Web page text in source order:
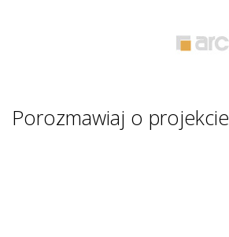
Porozmawiaj o projekcie